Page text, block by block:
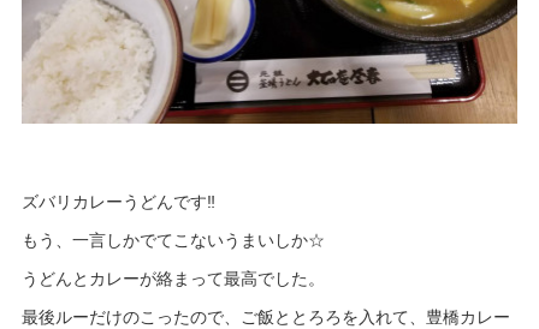
ズバリカレーうどんです‼
もう、一言しかでてこないうまいしか☆
うどんとカレーが絡まって最高でした。
最後ルーだけのこったので、ご飯ととろろを入れて、豊橋カレー